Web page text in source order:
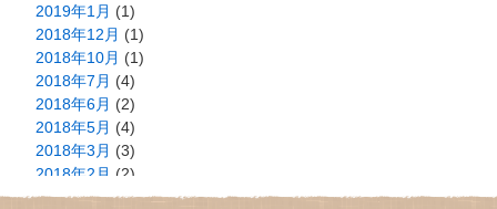
2019年1月 (1)
2018年12月 (1)
2018年10月 (1)
2018年7月 (4)
2018年6月 (2)
2018年5月 (4)
2018年3月 (3)
2018年2月 (2)
2018年1月(2)